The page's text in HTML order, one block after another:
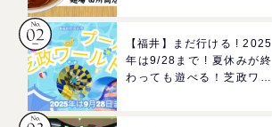
【福井】まだ行ける ! 2025
年は9/28まで ! 夏休みが終
わっても遊べる！芝政ワー